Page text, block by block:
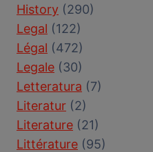
History (290)
Legal (122)
Légal (472)
Legale (30)
Letteratura (7)
Literatur (2)
Literature (21)
Littérature (95)